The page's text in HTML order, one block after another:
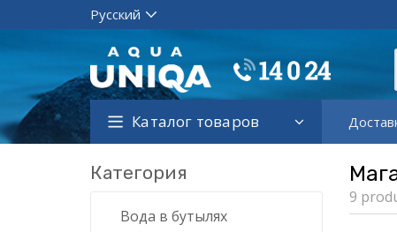
Каталог товаров
Категория
Вода в бутылях
9